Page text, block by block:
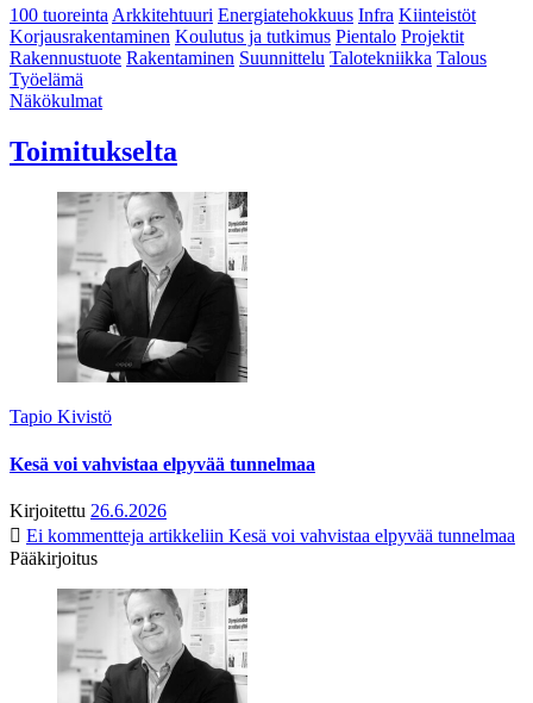
100 tuoreintaArkkitehtuuri Energiatehokkuus Infra Kiinteistöt
Korjausrakentaminen Koulutus ja tutkimus Pientalo Projektit
Rakennustuote Rakentaminen Suunnittelu Talotekniikka Talous
Työelämä
Näkökulmat
Toimitukselta
Tapio Kivistö
Kesä voi vahvistaa elpyvää tunnelmaa
Kirjoitettu 26.6.2026
Ei kommentteja artikkeliin Kesä voi vahvistaa elpyvää tunnelmaa
Pääkirjoitus